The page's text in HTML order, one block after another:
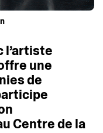
l’artiste
une
de
Centrede la